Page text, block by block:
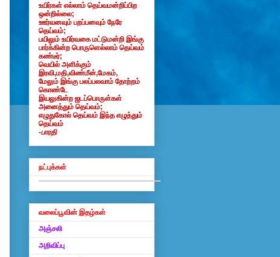
உயிர்கள் எல்லாம் தெய்வமன்றிப்பிற
ஒன்றில்லை;
ஊர்வனவும் பறப்பனவும் நேரே
தெய்வம்;
பயிலும் உயிர்வகை மட்டுமன்றி இங்கு
பார்க்கின்ற பொருளெல்லாம் தெய்வம்
கண்டீர்;
வெயில் அளிக்கும்
இரவி,மதி,விண்மீன்,மேகம்,
மேலும் இங்கு பலப்பலவாம் தோற்றம்
கொண்டே
இயலுகின்ற ஜடப்பொருள்கள்
அனைத்தும் தெய்வம்;
எழுதுகோல் தெய்வம் இந்த எழுத்தும்
தெய்வம்
-பாரதி
நட்புக்கள்
வலைப்பூவின் இதழ்கள்
அஞ்சலி
அறிவிப்பு